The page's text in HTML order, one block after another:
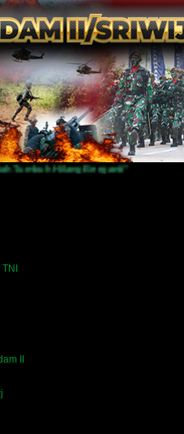
Hilang Berganti"
II